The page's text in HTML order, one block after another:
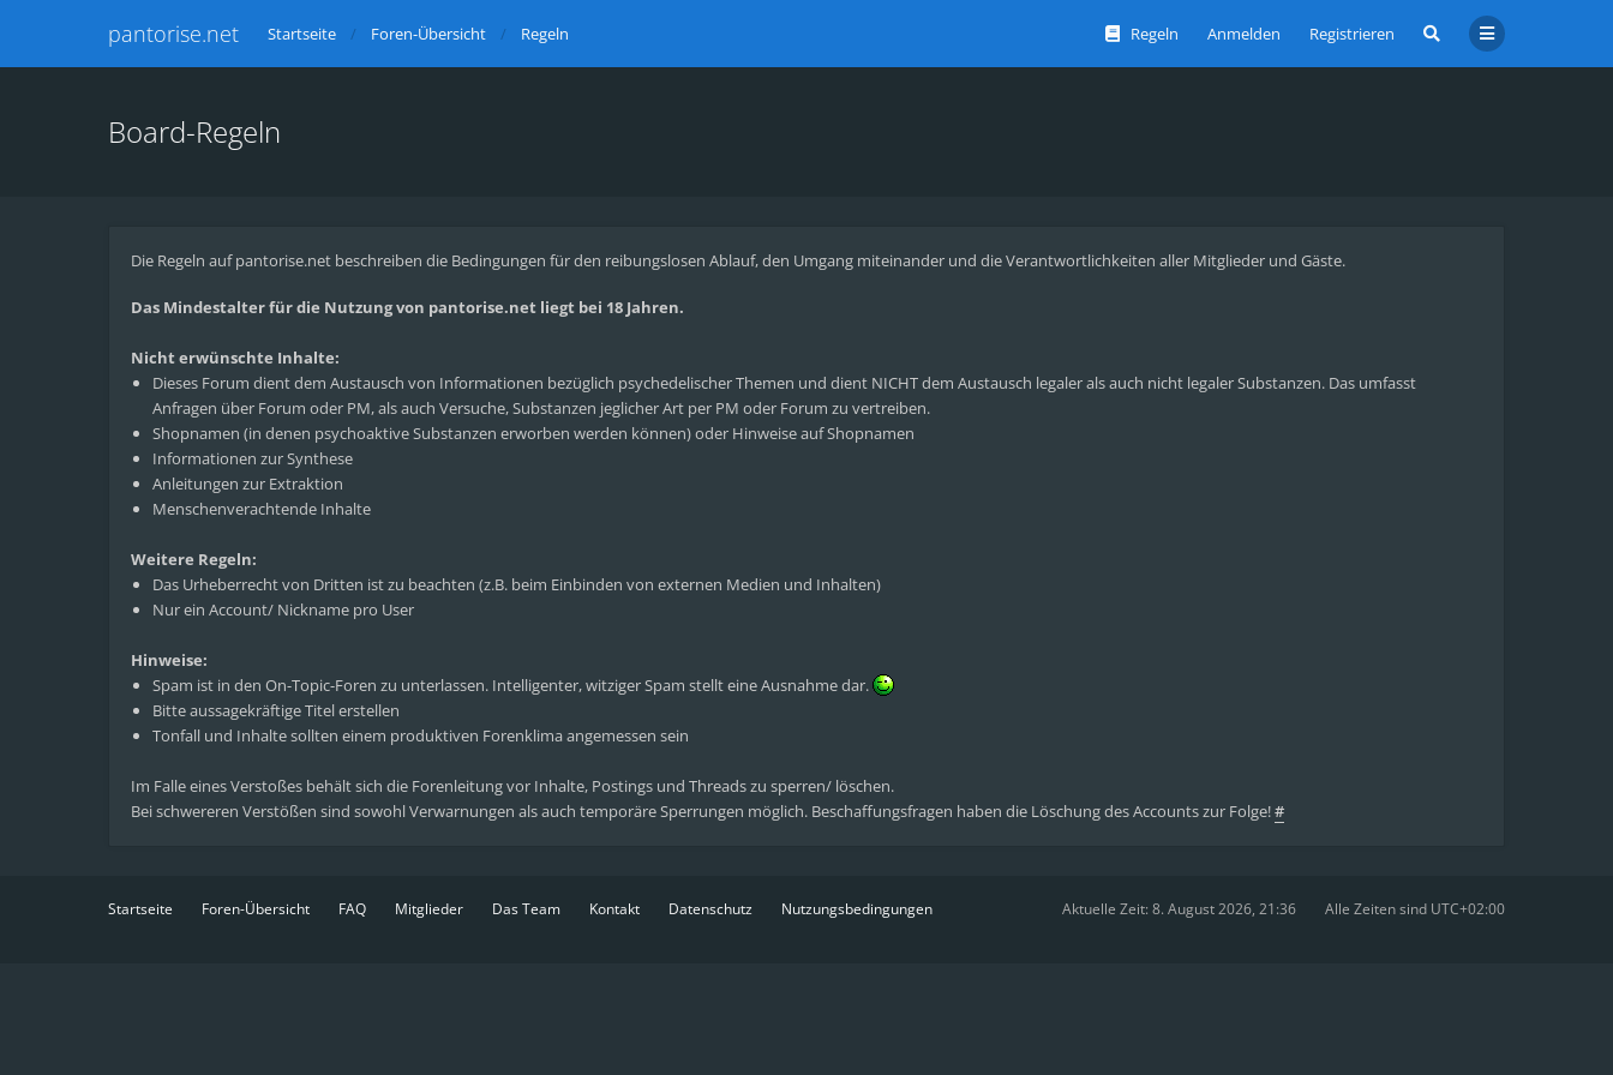
pantorise.net Regeln Anmelden Registrieren
Startseite Foren-Übersicht Regeln
Board-Regeln
Die Regeln auf pantorise.net beschreiben die Bedingungen für den reibungslosen Ablauf, den Umgang miteinander und die Verantwortlichkeiten aller Mitglieder und Gäste.
Das Mindestalter für die Nutzung von pantorise.net liegt bei 18 Jahren.
Nicht erwünschte Inhalte:
Dieses Forum dient dem Austausch von Informationen bezüglich psychedelischer Themen und dient NICHT dem Austausch legaler als auch nicht legaler Substanzen. Das umfasst
Anfragen über Forum oder PM, als auch Versuche, Substanzen jeglicher Art per PM oder Forum zu vertreiben.
Shopnamen (in denen psychoaktive Substanzen erworben werden können) oder Hinweise auf Shopnamen
Informationen zur Synthese
Anleitungen zur Extraktion
Menschenverachtende Inhalte
Weitere Regeln:
Das Urheberrecht von Dritten ist zu beachten (z.B. beim Einbinden von externen Medien und Inhalten)
Nur ein Account/ Nickname pro User
Hinweise:
Spam ist in den On-Topic-Foren zu unterlassen. Intelligenter, witziger Spam stellt eine Ausnahme dar.
Bitte aussagekräftige Titel erstellen
Tonfall und Inhalte sollten einem produktiven Forenklima angemessen sein
Im Falle eines Verstoßes behält sich die Forenleitung vor Inhalte, Postings und Threads zu sperren/ löschen.
Bei schwereren Verstößen sind sowohl Verwarnungen als auch temporäre Sperrungen möglich. Beschaffungsfragen haben die Löschung des Accounts zur Folge!#
Startseite Foren-Übersicht FAQ Mitglieder Das Team Kontakt Datenschutz Nutzungsbedingungen Alle Zeiten sind UTC+02:00
Aktuelle Zeit: 8. August 2026, 21:36